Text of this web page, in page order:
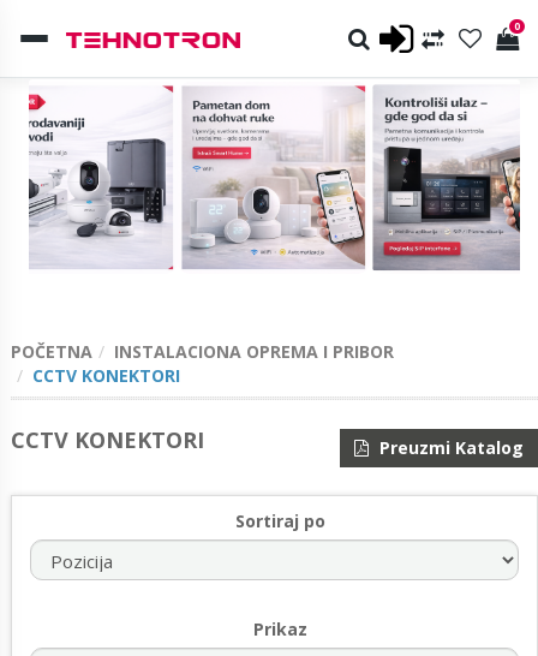
0
POČETNA
INSTALACIONA OPREMA I PRIBOR
CCTV KONEKTORI
CCTV KONEKTORI Preuzmi Katalog
Sortiraj po
Prikaz